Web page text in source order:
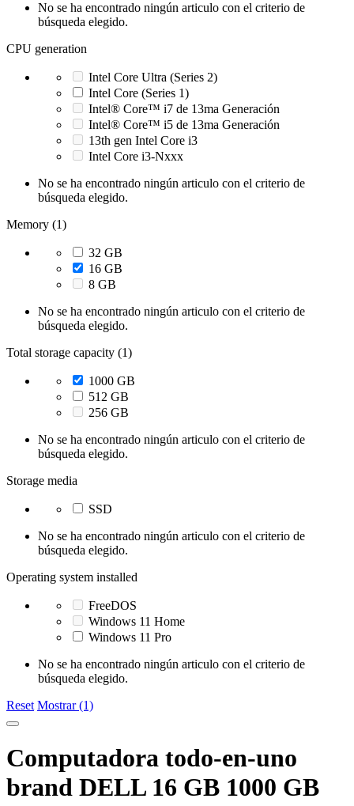
No se ha encontrado ningún articulo con el criterio de
búsqueda elegido.
CPU generation
Intel Core Ultra (Series 2)
Intel Core (Series 1)
Intel® Core™ i7 de 13ma Generación
Intel® Core™ i5 de 13ma Generación
13th gen Intel Core i3
Intel Core i3-Nxxx
No se ha encontrado ningún articulo con el criterio de
búsqueda elegido.
Memory (1)
32 GB
16 GB
8 GB
No se ha encontrado ningún articulo con el criterio de
búsqueda elegido.
Total storage capacity (1)
1000 GB
512 GB
256 GB
No se ha encontrado ningún articulo con el criterio de
búsqueda elegido.
Storage media
SSD
No se ha encontrado ningún articulo con el criterio de
búsqueda elegido.
Operating system installed
FreeDOS
Windows 11 Home
Windows 11 Pro
No se ha encontrado ningún articulo con el criterio de
búsqueda elegido.
Reset Mostrar (1)
Computadora todo-en-uno
brand DELL 16 GB 1000 GB